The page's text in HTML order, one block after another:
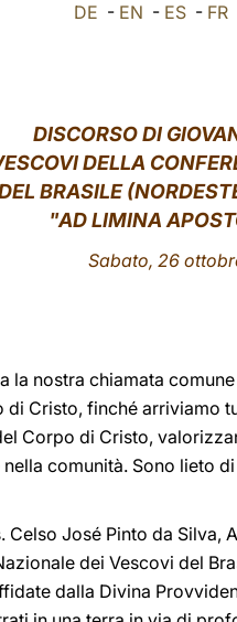
DE - EN - ES - FR
DISCORSO DI
DELLA
BRASILE
"AD LIMINA
Sabato, 26
la nostra chiamata
Cristo, finché arriviamo
Corpo di Cristo,
comunità. Sono lieto
José Pinto da Silva,
dei Vescovi del
dalla Divina